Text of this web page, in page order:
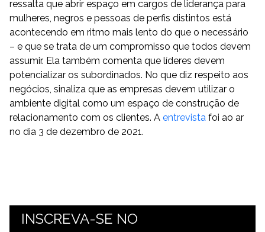
ressalta que abrir espaço em cargos de liderança para
mulheres, negros e pessoas de perfis distintos está
acontecendo em ritmo mais lento do que o necessário
– e que se trata de um compromisso que todos devem
assumir. Ela também comenta que líderes devem
potencializar os subordinados. No que diz respeito aos
negócios, sinaliza que as empresas devem utilizar o
ambiente digital como um espaço de construção de
relacionamento com os clientes. A entrevista foi ao ar
no dia 3 de dezembro de 2021.
INSCREVA-SE NO